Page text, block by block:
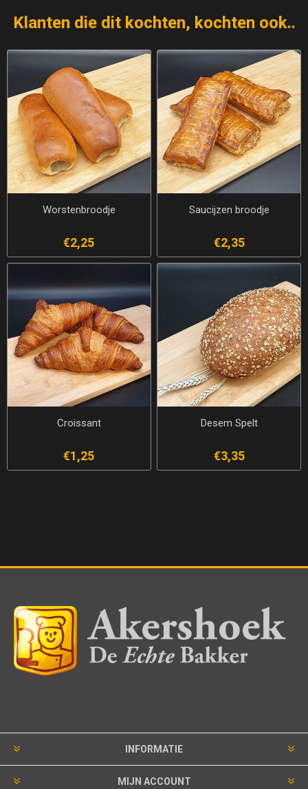
Klanten die dit kochten, kochten ook..
Worstenbroodje
€2,25
Saucijzen broodje
€2,35
Croissant
€1,25
Desem Spelt
€3,35
INFORMATIE
MIJN ACCOUNT